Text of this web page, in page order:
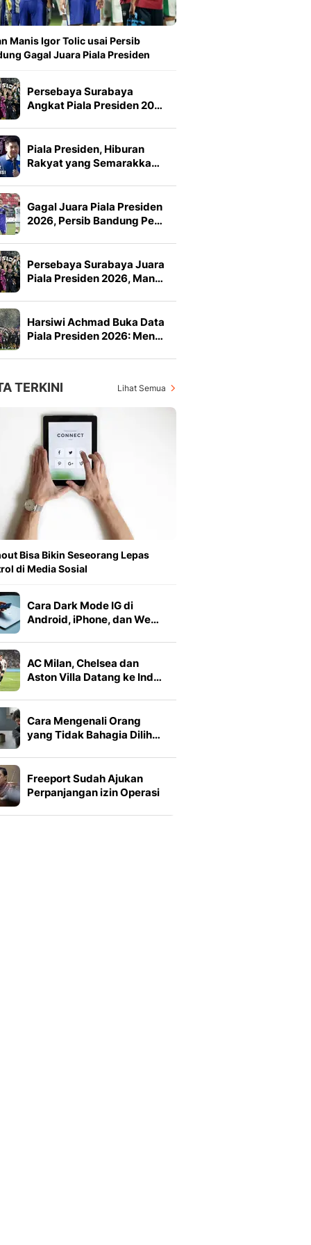
Manis Igor Tolic usai Persib
Gagal Juara Piala Presiden
Persebaya Surabaya
Angkat Piala Presiden 20…
Piala Presiden, Hiburan
Rakyat yang Semarakka…
Gagal Juara Piala Presiden
2026, Persib Bandung Pe…
Persebaya Surabaya Juara
Piala Presiden 2026, Man…
Harsiwi Achmad Buka Data
Piala Presiden 2026: Men…
TERKINI Lihat Semua
Bisa Bikin Seseorang Lepas
di Media Sosial
Cara Dark Mode IG di
Android, iPhone, dan We…
AC Milan, Chelsea dan
Aston Villa Datang ke Ind…
Cara Mengenali Orang
yang Tidak Bahagia Dilih…
Freeport Sudah Ajukan
Perpanjangan izin Operasi